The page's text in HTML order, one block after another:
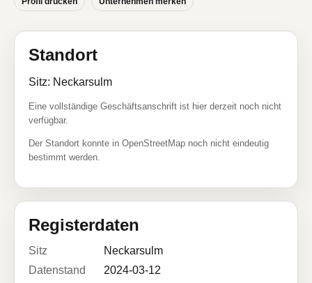
Standort
Sitz: Neckarsulm
Eine vollständige Geschäftsanschrift ist hier derzeit noch nicht
verfügbar.
Der Standort konnte in OpenStreetMap noch nicht eindeutig
bestimmt werden.
Registerdaten
Sitz
Neckarsulm
Datenstand
2024-03-12